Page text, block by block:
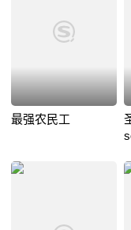
最强农民工